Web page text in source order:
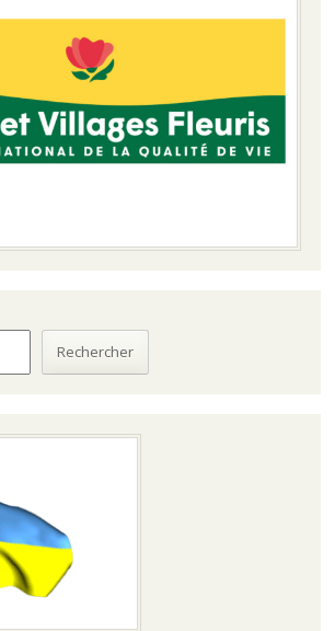
Rechercher